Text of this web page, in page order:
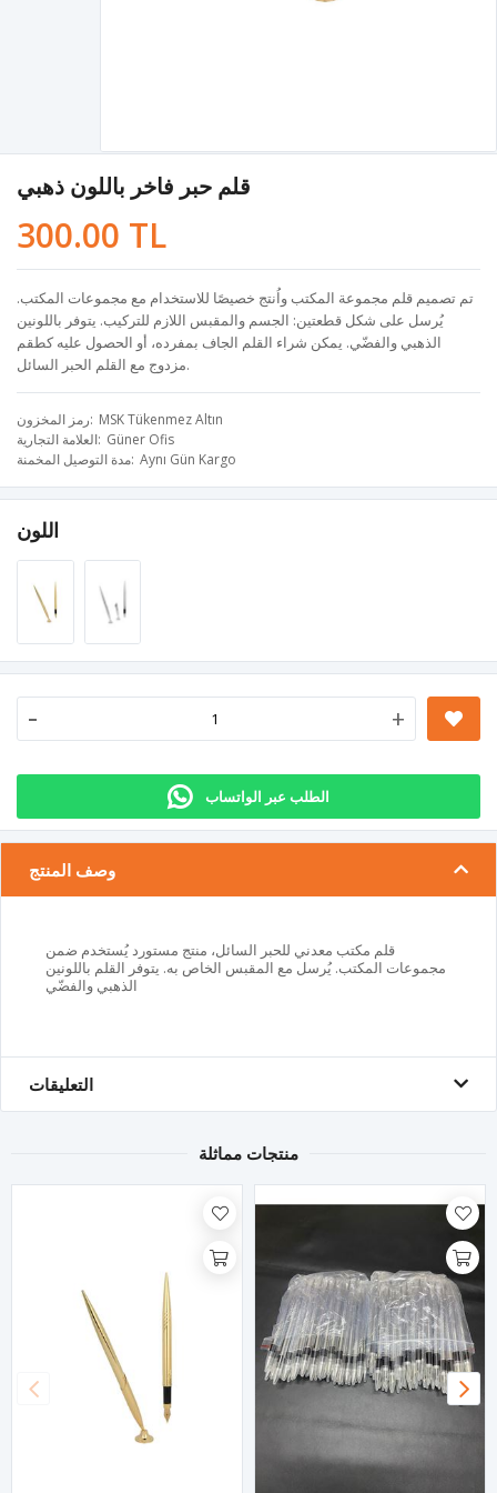
قلم حبر فاخر باللون ذهبي
300.00 TL
تم تصميم قلم مجموعة المكتب واُنتج خصيصًا للاستخدام مع مجموعات المكتب.
يُرسل على شكل قطعتين: الجسم والمقبس اللازم للتركيب. يتوفر باللونين
الذهبي والفضّي. يمكن شراء القلم الجاف بمفرده، أو الحصول عليه كطقم
مزدوج مع القلم الحبر السائل.
رمز المخزون MSK Tükenmez Altın
العلامة التجارية Güner Ofis
مدة التوصيل المخمنة Aynı Gün Kargo
اللون
- +
الطلب عبر الواتساب
وصف المنتج
قلم مكتب معدني للحبر السائل، منتج مستورد يُستخدم ضمن
مجموعات المكتب. يُرسل مع المقبس الخاص به. يتوفر القلم باللونين
الذهبي والفضّي
التعليقات
منتجات مماثلة